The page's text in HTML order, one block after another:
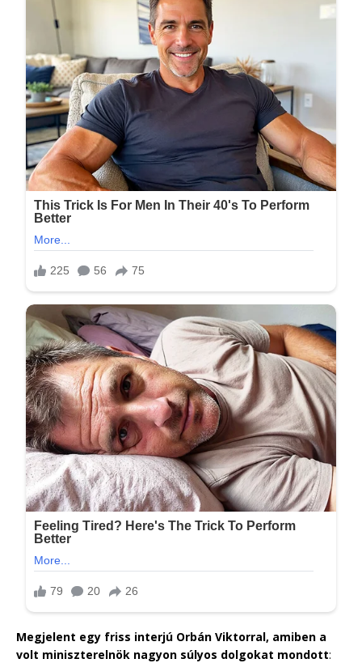
Megjelent egy friss interjú Orbán Viktorral, amiben a
volt miniszterelnök nagyon súlyos dolgokat mondott: